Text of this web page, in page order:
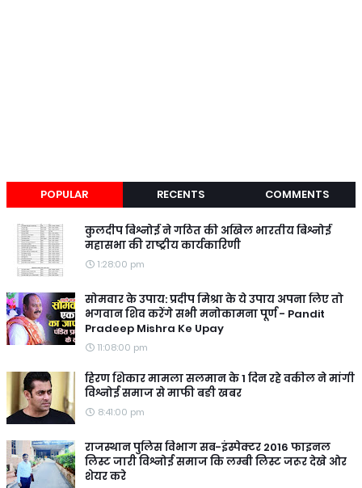
POPULAR RECENTS COMMENTS
कुलदीप बिश्नोई ने गठित की अखिल भारतीय बिश्नोई
महासभा की राष्ट्रीय कार्यकारिणी
1:28:00 pm
सोमवार के उपाय: प्रदीप मिश्रा के ये उपाय अपना लिए तो
भगवान शिव करेंगे सभी मनोकामना पूर्ण - Pandit
Pradeep Mishra Ke Upay
11:08:00 pm
हिरण शिकार मामला सलमान के 1 दिन रहे वकील ने मांगी
विश्नोई समाज से माफी बङी खबर
8:41:00 pm
राजस्थान पुलिस विभाग सब-इंस्पेक्टर 2016 फाइनल
लिस्ट जारी विश्नोई समाज कि लम्बी लिस्ट जरूर देखे ओर
शेयर करे